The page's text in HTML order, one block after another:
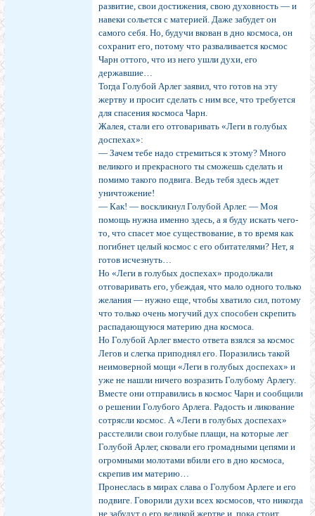
развитие, свои достижения, свою духовность — и
навеки сольется с материей. Даже забудет он
самого себя. Но, будучи вкован в дно космоса, он
сохранит его, потому что разваливается космос
Чарн оттого, что из него ушли духи, его
державшие…
Тогда Голубой Арлег заявил, что готов на эту
жертву и просит сделать с ним все, что требуется
для спасения космоса Чарн.
Жалея, стали его отговаривать «Леги в голубых
доспехах»:
— Зачем тебе надо стремиться к этому? Много
великого и прекрасного ты сможешь сделать и
помимо такого подвига. Ведь тебя здесь ждет
уничтожение!
— Как! — воскликнул Голубой Арлег. — Моя
помощь нужна именно здесь, а я буду искать чего-
то, что спасет мое существование, в то время как
погибнет целый космос с его обитателями? Нет, я
готов исчезнуть…
Но «Леги в голубых доспехах» продолжали
отговаривать его, убеждая, что мало одного только
желания — нужно еще, чтобы хватило сил, потому
что только очень могучий дух способен скрепить
распадающуюся материю дна космоса.
Но Голубой Арлег вместо ответа взялся за космос
Легов и слегка приподнял его. Поразились такой
неимоверной мощи «Леги в голубых доспехах» и
уже не нашли ничего возразить Голубому Арлегу.
Вместе они отправились в космос Чарн и сообщили
о решении Голубого Арлега. Радость и ликование
сотрясли космос. А «Леги в голубых доспехах»
расстелили свои голубые плащи, на которые лег
Голубой Арлег, сковали его громадными цепями и
огромными молотами вбили его в дно космоса,
скрепив им материю…
Пронеслась в мирах слава о Голубом Арлеге и его
подвиге. Говорили духи всех космосов, что никогда
не забудут о его великой жертве и, пока стоит